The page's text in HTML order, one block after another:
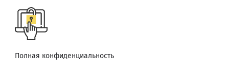
Полная конфиденциальность